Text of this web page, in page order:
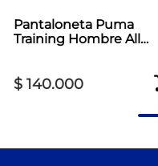
Pantaloneta Puma
Training Hombre All
$ 140.000